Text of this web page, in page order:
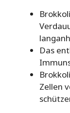
Das
Zellen